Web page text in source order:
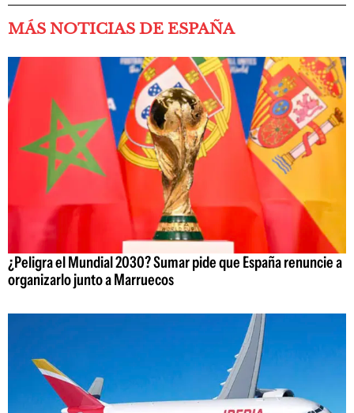
MÁS NOTICIAS DE ESPAÑA
¿Peligra el Mundial 2030? Sumar pide que España renuncie a
organizarlo junto a Marruecos